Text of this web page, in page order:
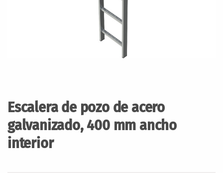
Escalera de pozo de acero
galvanizado, 400 mm ancho
interior
de
la
galería
de